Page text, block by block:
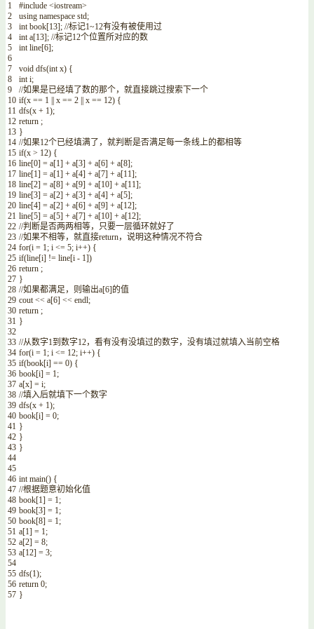
1
2
3
4
5
6
7
8
9
10
11
12
13
14
15
16
17
18
19
20
21
22
23
24
25
26
27
28
29
30
31
32
33
34
35
36
37
38
39
40
41
42
43
44
45
46
47
48
49
50
51
52
53
54
55
56
57
#include <iostream>
using namespace std;
int book[13]; //标记1~12有没有被使用过
int a[13]; //标记12个位置所对应的数
int line[6];
void dfs(int x) {
int i;
//如果是已经填了数的那个，就直接跳过搜索下一个
if(x == 1 x == 2 x == 12) {
dfs(x + 1);
return ;
}
//如果12个已经填满了，就判断是否满足每一条线上的都相等
if(x > 12) {
line[0] = a[1] + a[3] + a[6] + a[8];
line[1] = a[1] + a[4] + a[7] + a[11];
line[2] = a[8] + a[9] + a[10] + a[11];
line[3] = a[2] + a[3] + a[4] + a[5];
line[4] = a[2] + a[6] + a[9] + a[12];
line[5] = a[5] + a[7] + a[10] + a[12];
//判断是否两两相等，只要一层循环就好了
//如果不相等，就直接return，说明这种情况不符合
for(i = 1; i <= 5; i++) {
if(line[i] != line[i - 1])
return ;
}
//如果都满足，则输出a[6]的值
cout << a[6] << endl;
return ;
}
//从数字1到数字12，看有没有没填过的数字，没有填过就填入当前空格
for(i = 1; i <= 12; i++) {
if(book[i] == 0) {
book[i] = 1;
a[x] = i;
//填入后就填下一个数字
dfs(x + 1);
book[i] = 0;
}
}
}
int main() {
//根据题意初始化值
book[1] = 1;
book[3] = 1;
book[8] = 1;
a[1] = 1;
a[2] = 8;
a[12] = 3;
dfs(1);
return 0;
}